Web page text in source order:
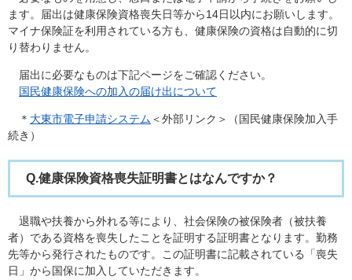
ます。届出は健康保険資格喪失日等から14日以内にお願いします。
マイナ保険証を利用されている方も、健康保険の資格は自動的に切
り替わりません。
届出に必要なものは下記ページをご確認ください。
国民健康保険への加入の届け出について
＊ 大東市電子申請システム ＜外部リンク＞
（国民健康保険加入手
続き）​
Q.健康保険資格喪失証明書とはなんですか？
退職や扶養から外れる等により、社会保険の被保険者（被扶養
者）である資格を喪失したことを証明する証明書となります。勤務
先等から発行されたものです。この証明書に記載されている「喪失
日」から国保に加入していただきます。